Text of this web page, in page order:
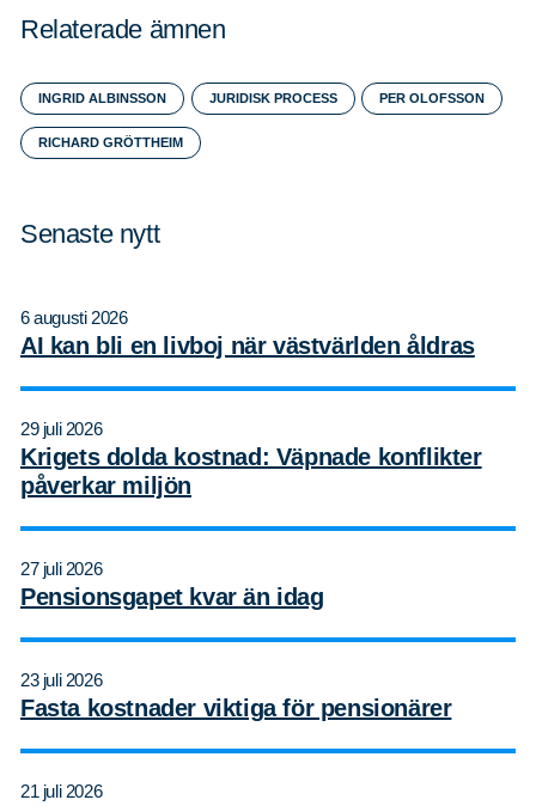
Relaterade ämnen
INGRID ALBINSSON JURIDISK PROCESS PER OLOFSSON
RICHARD GRÖTTHEIM
Senaste nytt
6 augusti 2026
AI kan bli en livboj när västvärlden åldras
29 juli 2026
Krigets dolda kostnad: Väpnade konflikter
påverkar miljön
27 juli 2026
Pensionsgapet kvar än idag
23 juli 2026
Fasta kostnader viktiga för pensionärer
21 juli 2026
Sök på sidan:Sök
efter: